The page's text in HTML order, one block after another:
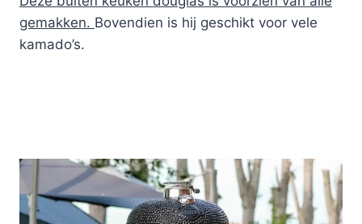
gemakken. Bovendien is hij geschikt voor vele
kamado’s.